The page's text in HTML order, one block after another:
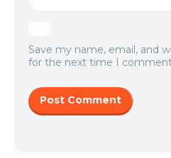
Save my name, email, and
for the next time I